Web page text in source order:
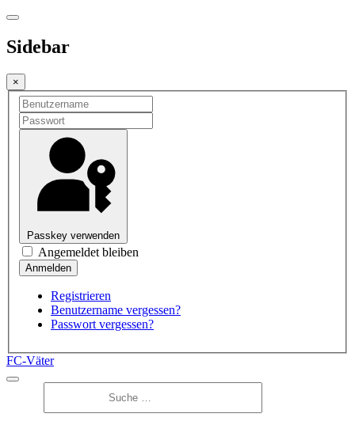
Sidebar
×
Passkey verwenden
Angemeldet bleiben
Registrieren
Benutzername vergessen?
Passwort vergessen?
FC-Väter